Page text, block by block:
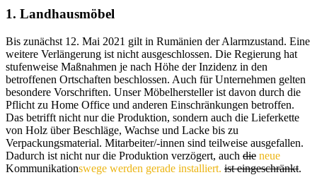
1. Landhausmöbel
Bis zunächst 12. Mai 2021 gilt in Rumänien der Alarmzustand. Eine
weitere Verlängerung ist nicht ausgeschlossen. Die Regierung hat
stufenweise Maßnahmen je nach Höhe der Inzidenz in den
betroffenen Ortschaften beschlossen. Auch für Unternehmen gelten
besondere Vorschriften. Unser Möbelhersteller ist davon durch die
Pflicht zu Home Office und anderen Einschränkungen betroffen.
Das betrifft nicht nur die Produktion, sondern auch die Lieferkette
von Holz über Beschläge, Wachse und Lacke bis zu
Verpackungsmaterial. Mitarbeiter/-innen sind teilweise ausgefallen.
Dadurch ist nicht nur die Produktion verzögert, auch die neue
Kommunikationswege werden gerade installiert. ist eingeschränkt.